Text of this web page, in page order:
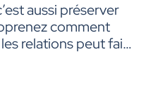
aussi préserver
comment
relations peut faire